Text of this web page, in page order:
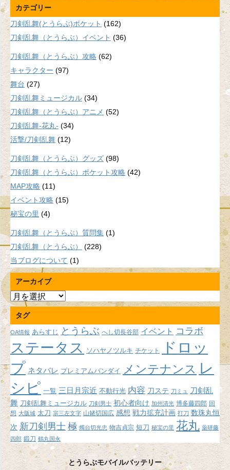
カテゴリー
刀剣乱舞(とうらぶ)ポケット (162)
刀剣乱舞（とうらぶ）イベント (36)
刀剣乱舞（とうらぶ）攻略 (62)
キャラクター (97)
舞台 (27)
刀剣乱舞ミュージカル (34)
刀剣乱舞（とうらぶ）アニメ (52)
刀剣乱舞-花丸- (34)
活撃/刀剣乱舞 (12)
刀剣乱舞（とうらぶ）グッズ (98)
刀剣乱舞（とうらぶ）ポケット攻略 (42)
MAP攻略 (11)
イベント攻略 (15)
秘宝の里 (4)
刀剣乱舞（とうらぶ）質問集 (1)
刀剣乱舞（とうらぶ）
(228)
当ブログについて (1)
アーカイブ
ア
ー
カ
イ
ブ
タグ
OA情報 あらすじ とうらぶ へし切長谷部 イベント コラボ
ステータス ソハヤノツルキ チケット
ドロッ
プ ネタバレ プレミアムバンダイ メンテナンス レ
シピ 一覧 三日月宗近 不動行光 内容 刀ステ 刀ミュ
刀剣乱
舞 刀剣乱舞ミュージカル 刀剣男士 初心者向け 加州清光 博多藤四郎 回
想 大阪城 太刀 宗三左文字 山姥切国広 感想 戦力拡充計画 打刀 数珠丸恒
次 新刀剣男士 極 燭台切光忠 物吉貞宗 短刀 秘宝の里 花丸 薬研藤
四郎 鍛刀 鶴丸国永
とうらぶモバイルバッテリー